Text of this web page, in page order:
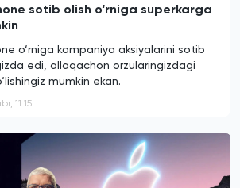
sotib olish o‘rniga superkarga
o‘rniga kompaniya aksiyalarini sotib
edi, allaqachon orzularingizdagi
mumkin ekan.
11:15